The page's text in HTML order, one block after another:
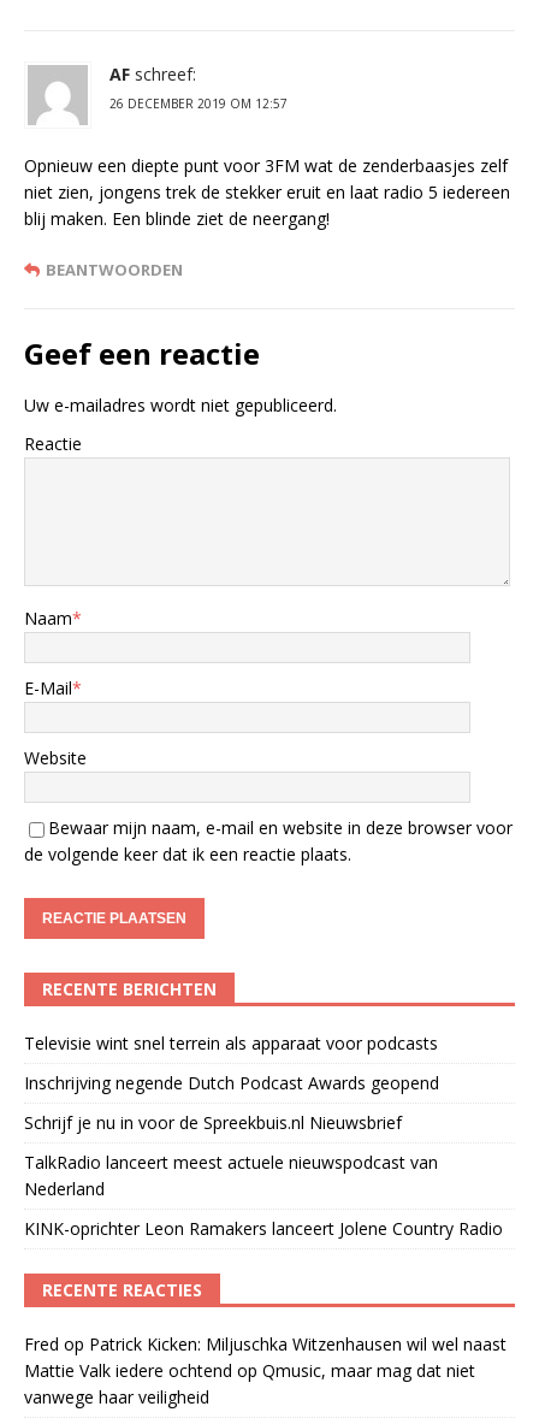
AF schreef:
26 DECEMBER 2019 OM 12:57
Opnieuw een diepte punt voor 3FM wat de zenderbaasjes zelf
niet zien, jongens trek de stekker eruit en laat radio 5 iedereen
blij maken. Een blinde ziet de neergang!
BEANTWOORDEN
Geef een reactie
Uw e-mailadres wordt niet gepubliceerd.
Reactie
Naam*
E-Mail*
Website
Bewaar mijn naam, e-mail en website in deze browser voor
de volgende keer dat ik een reactie plaats.
RECENTE BERICHTEN
Televisie wint snel terrein als apparaat voor podcasts
Inschrijving negende Dutch Podcast Awards geopend
Schrijf je nu in voor de Spreekbuis.nl Nieuwsbrief
TalkRadio lanceert meest actuele nieuwspodcast van
Nederland
KINK-oprichter Leon Ramakers lanceert Jolene Country Radio
RECENTE REACTIES
Fred op Patrick Kicken: Miljuschka Witzenhausen wil wel naast
Mattie Valk iedere ochtend op Qmusic, maar mag dat niet
vanwege haar veiligheid